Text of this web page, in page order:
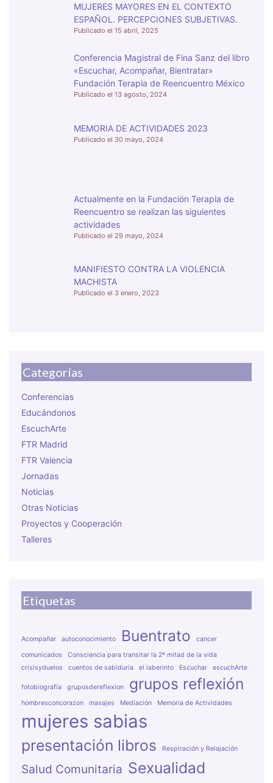
MUJERES MAYORES EN EL CONTEXTO
ESPAÑOL. PERCEPCIONES SUBJETIVAS.
15 abril, 2025
Conferencia Magistral de Fina Sanz del libro
«Escuchar, Acompañar, Bientratar»
Fundación Terapia de Reencuentro México
13 agosto, 2024
MEMORIA DE ACTIVIDADES 2023
30 mayo, 2024
Actualmente en la Fundación Terapia de
Reencuentro se realizan las siguientes
actividades
29 mayo, 2024
MANIFIESTO CONTRA LA VIOLENCIA
MACHISTA
3 enero, 2023
Categorías
Conferencias
Educándonos
EscuchArte
FTR Madrid
FTR Valencia
Jornadas
Noticias
Otras Noticias
Proyectos y Cooperación
Talleres
Etiquetas
Acompañar autoconocimiento Buentrato
cancer
comunicados
Consciencia para transitar la 2ª mitad de la vida
crisisyduelos
cuentos de sabiduría el laberinto Escuchar escuchArte
fotobiografía gruposdereflexion grupos reflexión
hombresconcorazon masajes Mediación Memoria de Actividades
mujeres sabias
presentación libros Respiración y Relajación
Salud Comunitaria Sexualidad